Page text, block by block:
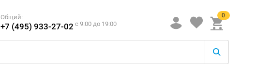
Общий:
+7 (495) 933-27-02 c 9:00 до 19:00
0